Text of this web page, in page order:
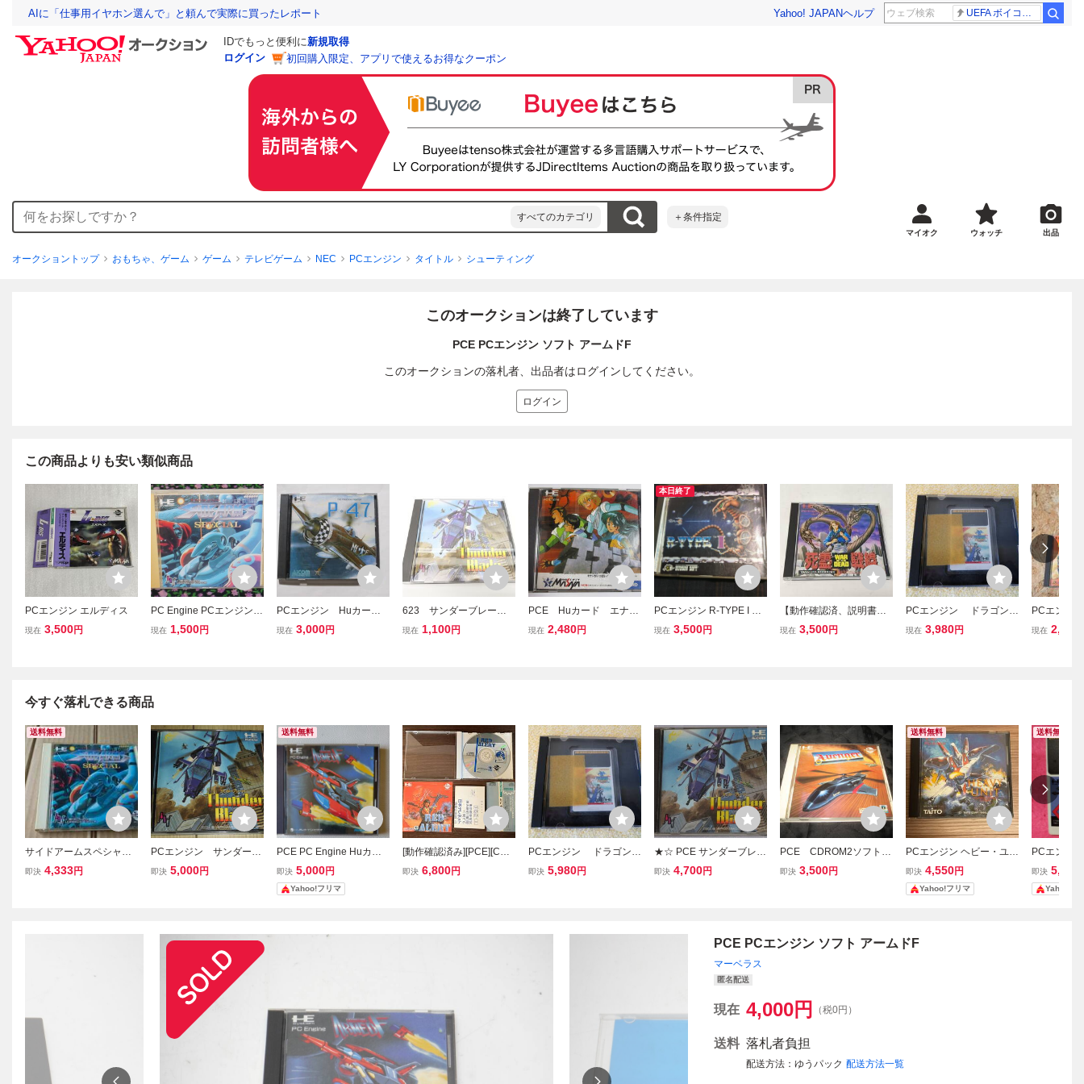
AIに「仕事用イヤホン選んで」と頼んで実際に買ったレポート Yahoo! JAPANヘルプ UEFA ボイコット継続
IDでもっと便利に新規取得
ログイン
初回購入限定、アプリで使えるお得なクーポン
すべてのカテゴリ ＋条件指定
マイオク ウォッチ 出品
オークショントップ おもちゃ、ゲーム ゲーム テレビゲーム NEC PCエンジン タイトル シューティング
このオークションは終了しています
PCE PCエンジン ソフト アームドF
このオークションの落札者、出品者はログインしてください。
ログイン
この商品よりも安い類似商品
PCエンジン エルディス
現在 3,500円
PC Engine PCエンジン
ゲームソフト CD-ROM
現在 1,500円
PCエンジン Huカー
ド P-47
現在 3,000円
623 サンダーブレー
ド NAPH-1015 NECア
現在 1,100円
PCE Huカード エナジ
ー 箱・説明書付 PCエ
現在 2,480円
本日終了
PCエンジン R-TYPE I ア
ールタイプ HuCARD HU
現在 3,500円
【動作確認済、説明書に
難あり】PCエンジン ビク
現在 3,500円
PCエンジン ドラゴンス
ピリット 説明書なし H
現在 3,980円
PCエンジ
ルタイプ
現在 2,000
今すぐ落札できる商品
送料無料
サイドアームスペシャル
PCエンジン
即決 4,333円
PCエンジン サンダーブ
レード(ハガキ付き) NE
即決 5,000円
送料無料
PCE PC Engine Huカー
ド FORMATION ARMED
F
即決 5,000円
Yahoo!フリマ
[動作確認済み][PCE][CD-
Rom2] PCエンジン レッ
即決 6,800円
PCエンジン ドラゴンス
ピリット 説明書なし H
即決 5,980円
★☆ PCE サンダーブレー
ド ハガキ付き PCエンジ
即決 4,700円
PCE CDROM2ソフト
日本テレネット アヴェ
即決 3,500円
送料無料
PCエンジン ヘビー・ユニ
ット HuCARD タイトー
ケース説明書付
即決 4,550円
Yahoo!フリマ
送料無料
PCエンジ
uCARD
SOFT
即決 5,500
Yahoo!フ
PCE PCエンジン ソフト アームドF
マーベラス
匿名配送
現在 4,000円 （税0円）
送料 落札者負担
配送方法 ゆうパック 配送方法一覧